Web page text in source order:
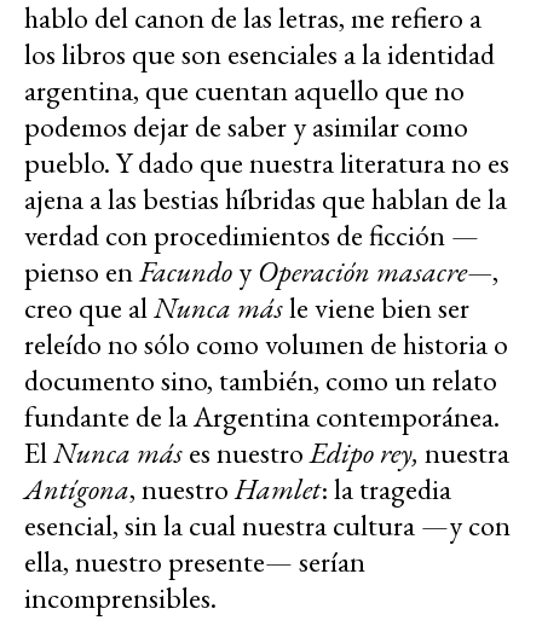
hablo del canon de las letras, me refiero a
los libros que son esenciales a la identidad
argentina, que cuentan aquello que no
podemos dejar de saber y asimilar como
pueblo. Y dado que nuestra literatura no es
ajena a las bestias híbridas que hablan de la
verdad con procedimientos de ficción —
pienso enFacundoyOperación masacre—,
creo que alNunca másle viene bien ser
releído no sólo como volumen de historia o
documento sino, también, como un relato
fundante de la Argentina contemporánea.
ElNunca máses nuestroEdipo rey, nuestra
Antígona, nuestroHamlet: la tragedia
esencial, sin la cual nuestra cultura —y con
ella, nuestro presente— serían
incomprensibles.